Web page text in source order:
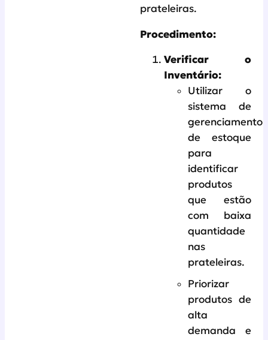
prateleiras.
Procedimento:
Verificar o
Inventário:
Utilizar o
sistema de
gerenciamento
de estoque
para
identificar
produtos
que estão
com baixa
quantidade
nas
prateleiras.
Priorizar
produtos de
alta
demanda e